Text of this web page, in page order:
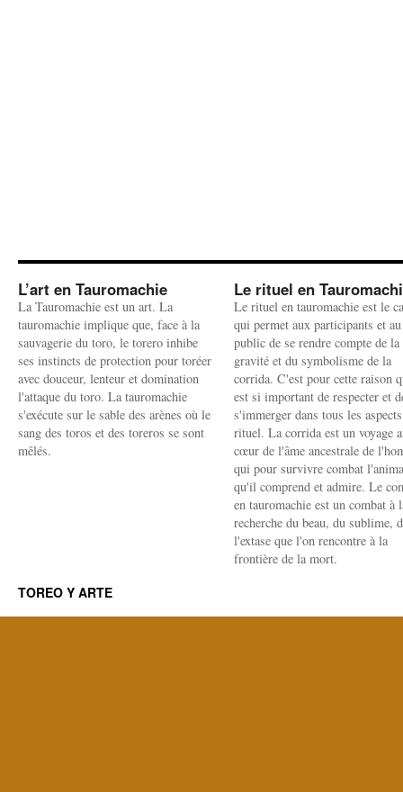
L’art en Tauromachie
La Tauromachie est un art. La
tauromachie implique que, face à la
sauvagerie du toro, le torero inhibe
ses instincts de protection pour toréer
avec douceur, lenteur et domination
l'attaque du toro. La tauromachie
s'exécute sur le sable des arènes où le
sang des toros et des toreros se sont
mêlés.
Le rituel en
Le rituel en tauromachie est le
qui permet aux participants et au
public de se rendre compte de la
gravité et du symbolisme de la
corrida. C'est pour cette raison
est si important de respecter et
s'immerger dans tous les
rituel. La corrida est un voyage
cœur de l'âme ancestrale de
qui pour survivre combat
qu'il comprend et admire. Le
en tauromachie est un combat à
recherche du beau, du sublime,
l'extase que l'on rencontre à la
frontière de la mort.
TOREO Y ARTE